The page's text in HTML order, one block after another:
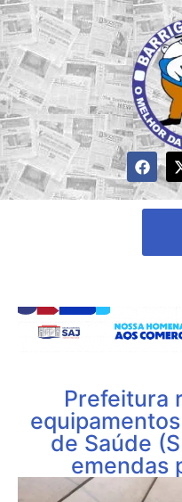
Prefeitura
de Saúde
emendas